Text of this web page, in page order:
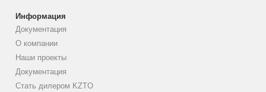
Информация
Документация
О компании
Наши проекты
Документация
Стать дилером KZTO